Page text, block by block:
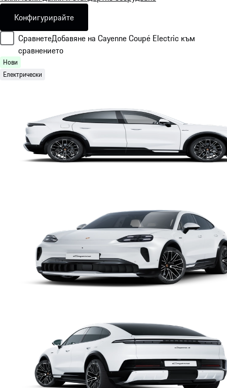
Конфигурирайте
СравнетеДобавяне на Cayenne Coupé Electric към
сравнението
Нови
Електрически